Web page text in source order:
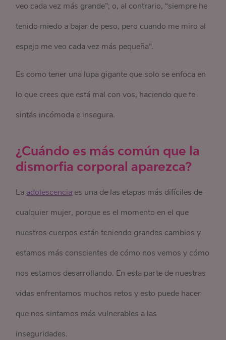
veo cada vez más grande”; o, al contrario, “siempre he
tenido miedo a bajar de peso, pero cuando me miro al
espejo me veo cada vez más pequeña”.
Es como tener una lupa gigante que solo se enfoca en
lo que crees que está mal con vos, haciendo que te
sintás incómoda e insegura.
¿Cuándo es más común que la
dismorfia corporal aparezca?
La adolescencia es una de las etapas más difíciles de
cualquier mujer, porque es el momento en el que
nuestros cuerpos están teniendo grandes cambios y
estamos más conscientes de cómo nos vemos y cómo
nos estamos desarrollando. En esta parte de nuestras
vidas enfrentamos muchos retos y esto puede hacer
que nos sintamos más vulnerables a las
inseguridades.